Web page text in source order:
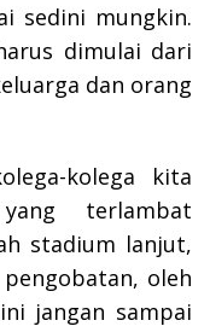
sedini mungkin.
dimulai dari
dan orang
kolega kita
terlambat
stadium lanjut,
oleh
jangan sampai